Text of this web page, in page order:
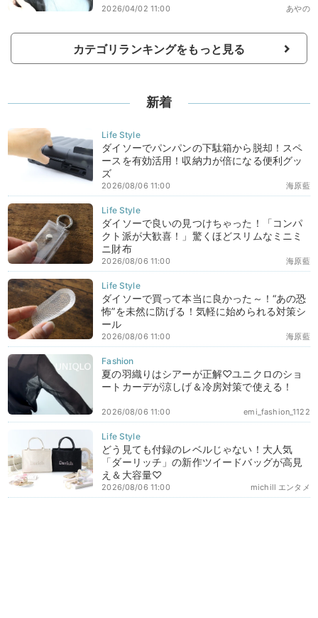
あやの
2026/04/02 11:00
カテゴリランキングをもっと見る
新着
ダイソーでパンパンの下駄箱から脱却！スペ
ースを有効活用！収納力が倍になる便利グッ
ズ
海原藍
2026/08/06 11:00
ダイソーで良いの見つけちゃった！「コンパ
クト派が大歓喜！」驚くほどスリムなミニミ
ニ財布
海原藍
2026/08/06 11:00
ダイソーで買って本当に良かった～！“あの恐
怖”を未然に防げる！気軽に始められる対策シ
ール
海原藍
2026/08/06 11:00
夏の羽織りはシアーが正解♡ユニクロのショ
ートカーデが涼しげ＆冷房対策で使える！
emi_fashion_1122
2026/08/06 11:00
どう見ても付録のレベルじゃない！大人気
「ダーリッチ」の新作ツイードバッグが高見
え＆大容量♡
michill エンタメ
2026/08/06 11:00